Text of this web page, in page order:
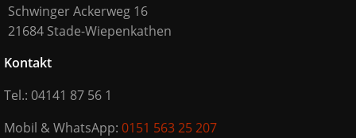
Schwinger Ackerweg 16
21684 Stade-Wiepenkathen
Kontakt
Tel.: 04141 87 56 1
Mobil & WhatsApp: 0151 563 25 207